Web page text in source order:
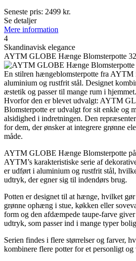
Seneste pris: 2499 kr.
Se detaljer
Mere information
4
Skandinavisk elegance
AYTM GLOBE Hænge Blomsterpotte
En stilren hængeblomsterpotte fra AYTM
aluminium og rustfrit stål. Designet
æstetik og passer til mange rum i hjemmet.
Hvorfor den er blevet udvalgt: AYTM
Blomsterpotte er udvalgt for sit enkle og
alsidighed i indretningen. Den
for dem, der ønsker at integrere grønne
måde.
AYTM GLOBE Hænge Blomsterpotte på
AYTM’s karakteristiske serie af
er udført i aluminium og rustfrit stål,
udtryk, der egner sig til indendørs brug.
Potten er designet til at hænge, hvilket
grønne ophæng i stue, køkken eller
form og den afdæmpede taupe-farve
udtryk, som passer ind i mange typer
Serien findes i flere størrelser og farver,
kombinere flere potter for et personligt